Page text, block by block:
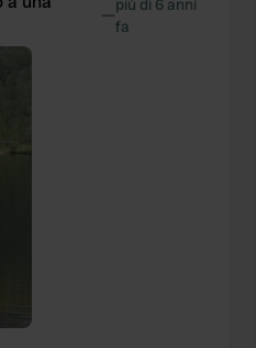
—più di 6 anni
fa